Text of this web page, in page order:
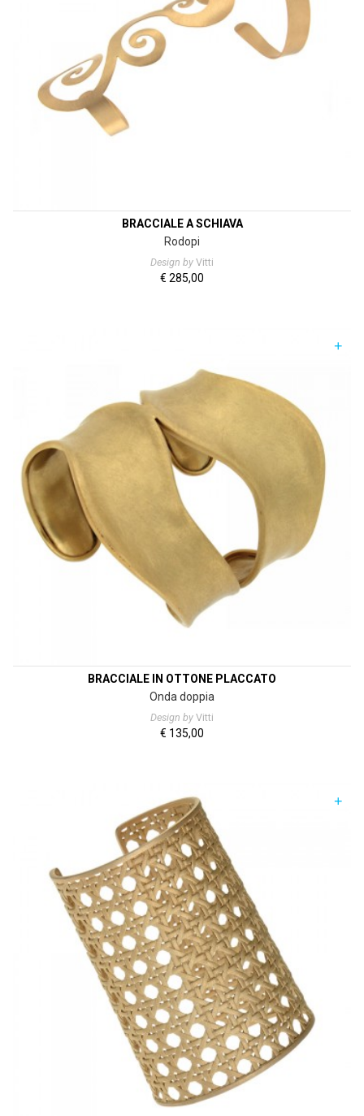
BRACCIALE A SCHIAVA
Rodopi
Design by Vitti
€ 285,00
+
BRACCIALE IN OTTONE PLACCATO
Onda doppia
Design by Vitti
€ 135,00
+